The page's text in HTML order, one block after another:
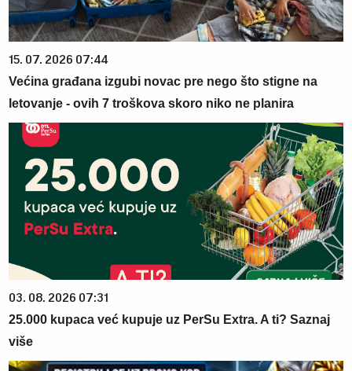
15. 07. 2026 07:44
Većina građana izgubi novac pre nego što stigne na
letovanje - ovih 7 troškova skoro niko ne planira
03. 08. 2026 07:31
25.000 kupaca već kupuje uz PerSu Extra. A ti? Saznaj
više